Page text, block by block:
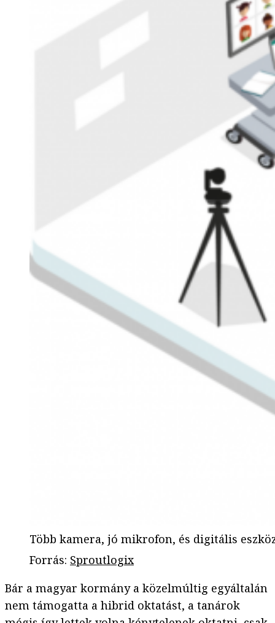
Több kamera, jó mikrofon, és digitális
Forrás: Sproutlogix
Bár a magyar kormány a közelmúltig egyáltalán
nem támogatta a hibrid oktatást, a tanárok